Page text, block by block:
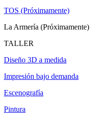
TOS (Próximamente)
La Armería (Próximamente)
TALLER
Diseño 3D a medida
Impresión bajo demanda
Escenografía
Pintura